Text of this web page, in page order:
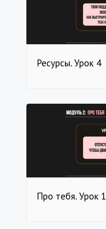
Ресурсы. Урок 4
Про тебя. Урок 1